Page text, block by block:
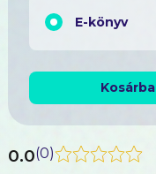
E-könyv
Kosárba
0.0(0)